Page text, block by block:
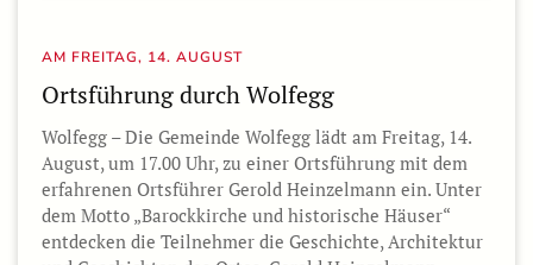
AM FREITAG, 14. AUGUST
Ortsführung durch Wolfegg
Wolfegg – Die Gemeinde Wolfegg lädt am Freitag, 14.
August, um 17.00 Uhr, zu einer Ortsführung mit dem
erfahrenen Ortsführer Gerold Heinzelmann ein. Unter
dem Motto „Barockkirche und historische Häuser“
entdecken die Teilnehmer die Geschichte, Architektur